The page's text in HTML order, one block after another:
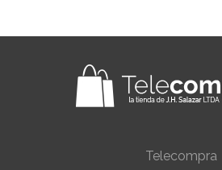
Telecompra